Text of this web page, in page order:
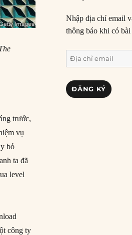
trước,
vụ
bỏ
ta đã
level
công ty
Nhập địa chỉ email
thông báo khi có
Địa
chỉ
email
ĐĂNG KÝ